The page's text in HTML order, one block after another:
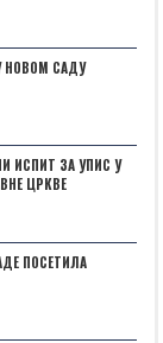
НОВОМ САДУ
ИСПИТ ЗА УПИС У
ЦРКВЕ
ПОСЕТИЛА